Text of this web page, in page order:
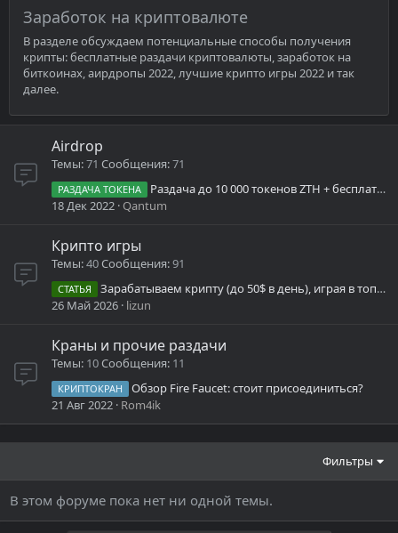
Заработок на криптовалюте
В разделе обсуждаем потенциальные способы получения
крипты: бесплатные раздачи криптовалюты, заработок на
биткоинах, аирдропы 2022, лучшие крипто игры 2022 и так
далее.
Airdrop
Темы 71 Сообщения 71
РАЗДАЧА ТОКЕНА
Раздача до 10 000 токенов ZTH + бесплатный майнинг
18 Дек 2022 Qantum
Крипто игры
Темы 40Сообщения 91
СТАТЬЯ
Зарабатываем крипту (до 50$ в день), играя в топовый Симулятор майнера
26 Май 2026 lizun
Краны и прочие раздачи
Темы 10Сообщения 11
КРИПТОКРАН
Обзор Fire Faucet: стоит присоединиться?
21 Авг 2022 Rom4ik
Фильтры
В этом форуме пока нет ни одной темы.